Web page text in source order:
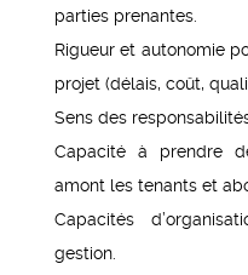
parties prenantes.
Rigueur et autonomie
projet (délais, coût,
Sens des
Capacité à prendre
amont les tenants et
Capacités
gestion.